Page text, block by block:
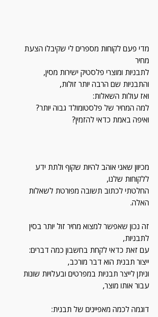
מדי פעם לקוחות מספרים לי שקיבלו הצעת
מחיר
לתבניות ומוצרי פלסטיק ישירות מסין,
והתבניות שם הרבה יותר זולות,
ואז עולות השאלות:
למה המחיר של פלסטומולד גבוה יותר?
ואיפה באמת כדאי להזמין?
מכיוון שאני אוהב להיות שקוף ולתת ידע
ללקוחות שלנו,
החלטתי לכתוב תשובה מפורטת לשאלות
האלה.
זה נכון שאפשר למצוא מחיר זול יותר בסין
לתבניות,
עם זאת כדאי לקחת בחשבון כמה דברים:
ייצור תבנית הוא דבר מורכב,
וניתן לייצר תבניות במפרטים ובעלויות שונות
עבור אותו מוצר,
דוגמה לכמה מאפיינים של תבנית: